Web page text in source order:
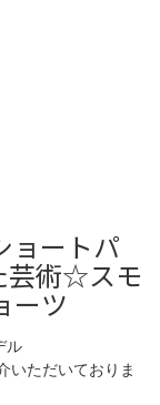
ョートパ
芸術☆スモ
ーツ
ル
いただいておりま